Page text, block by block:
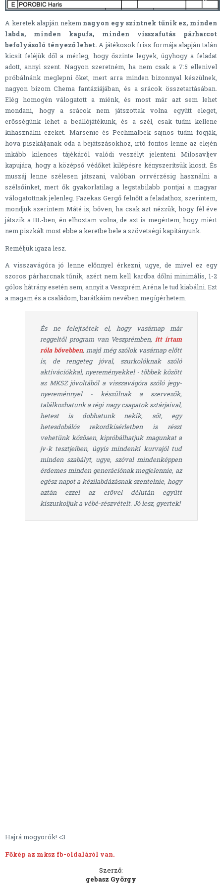
A keretek alapján nekem nagyon egy szintnek tűnik ez, minden
labda, minden kapufa, minden visszafutás párharcot
befolyásoló tényező lehet. A játékosok friss formája alapján talán
kicsit feléjük dől a mérleg, hogy őszinte legyek, úgyhogy a feladat
adott, annyi szent. Nagyon szeretném, ha nem csak a 7:5 ellenivel
próbálnánk meglepni őket, mert arra minden bizonnyal készülnek,
nagyon bízom Chema fantáziájában, és a srácok összetartásában.
Elég homogén válogatott a miénk, és most már azt sem lehet
mondani, hogy a srácok nem játszottak volna együtt eleget,
erősségünk lehet a beállójátékunk, és a szél, csak tudni kellene
kihasználni ezeket. Marsenic és Pechmalbek sajnos tudni fogják,
hova piszkáljanak oda a bejátszásokhoz, irtó fontos lenne az elején
inkább kilences tájékáról valódi veszélyt jelenteni Milosavljev
kapujára, hogy a középső védőket kilépésre kényszerítsük kicsit. És
muszáj lenne szélesen játszani, valóban orrvérzésig használni a
szélsőinket, mert ők gyakorlatilag a legstabilabb pontjai a magyar
válogatottnak jelenleg. Fazekas Gergő felnőtt a feladathoz, szerintem,
mondjuk szerintem Máté is, bőven, ha csak azt nézzük, hogy fél éve
játszik a BL-ben, én elhoztam volna, de azt is megértem, hogy miért
nem piszkált most ebbe a keretbe bele a szövetségi kapitányunk.
Reméljük igaza lesz.
A visszavágóra jó lenne előnnyel érkezni, ugye, de mivel ez egy
szoros párharcnak tűnik, azért nem kell kardba dőlni minimális, 1-2
gólos hátrány esetén sem, annyit a Veszprém Aréna le tud kiabálni. Ezt
a magam és a családom, barátkáim nevében megígérhetem.
És ne felejtsétek el, hogy vasárnap már
reggeltől program van Veszprémben, itt írtam
róla bővebben, majd még szólok vasárnap előtt
is, de rengeteg jóval, szurkolóknak szóló
aktivációkkal, nyereményekkel - többek között
az MKSZ jóvoltából a visszavágóra szóló jegy-
nyereménnyel - készülnak a szervezők,
találkozhatunk a régi nagy csapatok sztárjaival,
hetest is dobhatunk nekik, sőt, egy
hetesdobálós rekordkísérletben is részt
vehetünk közösen, kipróbálhatjuk magunkat a
jv-k tesztjeiben, úgyis mindenki kurvajól tud
minden szabályt, ugye, szóval mindenképpen
érdemes minden generációnak megjelennie, az
egész napot a kézilabdázásnak szentelnie, hogy
aztán ezzel az erővel délután együtt
kiszurkoljuk a vébé-részvételt. Jó lesz, gyertek!
Hajrá mogyorók! <3
Főkép az mksz fb-oldaláról van.
Szerző:
gebasz György